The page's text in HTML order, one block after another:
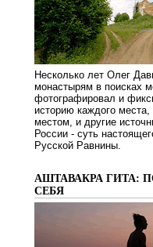
Несколько лет Олег
монастырям в поисках
фотографировал и
историю каждого
местом, и другие
России - суть
Русской Равнины.
АШТАВАКРА ГИТА:
СЕБЯ